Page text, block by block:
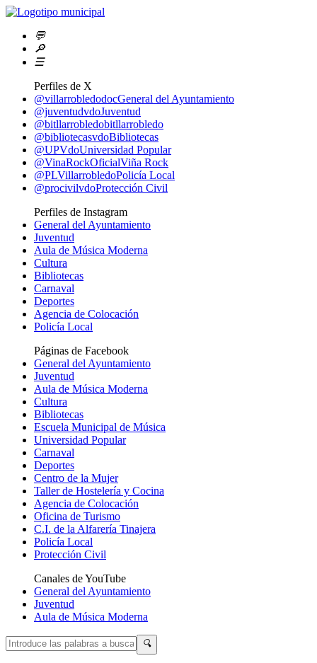
💬
🔎
☰
Perfiles de X
@villarrobledodocGeneral del Ayuntamiento
@juventudvdoJuventud
@bitllarrobledobitllarrobledo
@bibliotecasvdoBibliotecas
@UPVdoUniversidad Popular
@VinaRockOficialViña Rock
@PLVillarrobledoPolicía Local
@procivilvdoProtección Civil
Perfiles de Instagram
General del Ayuntamiento
Juventud
Aula de Música Moderna
Cultura
Bibliotecas
Carnaval
Deportes
Agencia de Colocación
Policía Local
Páginas de Facebook
General del Ayuntamiento
Juventud
Aula de Música Moderna
Cultura
Bibliotecas
Escuela Municipal de Música
Universidad Popular
Carnaval
Deportes
Centro de la Mujer
Taller de Hostelería y Cocina
Agencia de Colocación
Oficina de Turismo
C.I. de la Alfarería Tinajera
Policía Local
Protección Civil
Canales de YouTube
General del Ayuntamiento
Juventud
Aula de Música Moderna
🔍